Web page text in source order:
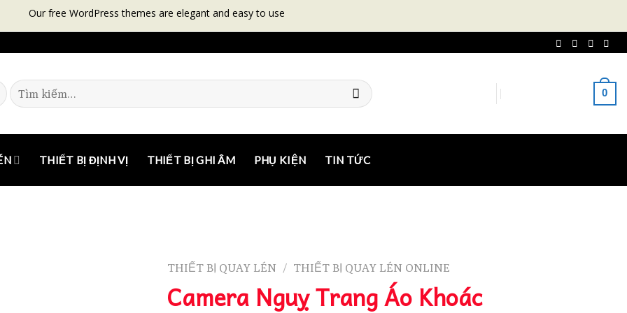
0
THIẾT BỊ ĐỊNH VỊ THIẾT BỊ GHI ÂM PHỤ KIỆN TIN TỨC
THIẾT BỊ QUAY LÉN / THIẾT BỊ QUAY LÉN ONLINE
Camera Nguỵ Trang Áo Khoác
Our free WordPress themes are elegant and easy to use